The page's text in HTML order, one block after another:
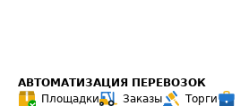
АВТОМАТИЗАЦИЯ ПЕРЕВОЗОК
Площадки
Заказы Торги